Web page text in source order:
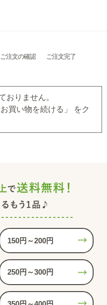
ご注文の確認 ご注文完了
おりません。
買い物を続ける」 をク
150円～200円
250円～300円